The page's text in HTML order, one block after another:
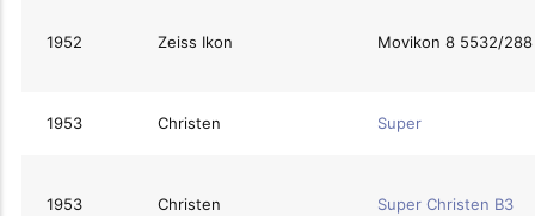
1952 Zeiss Ikon Movikon 8 5532/288
1953 Christen Super
1953 Christen Super Christen B3